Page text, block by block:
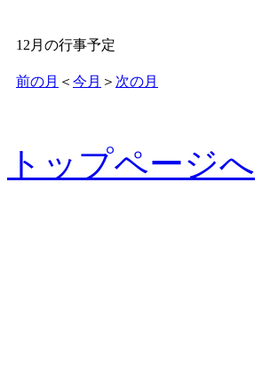
12月の行事予定
前の月 ＜ 今月 ＞ 次の月
トップページへ